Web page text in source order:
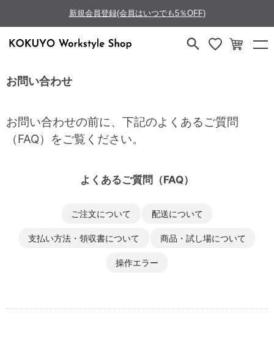
新規会員登録(会員はいつでも5％OFF)
お問い合わせ
お問い合わせの前に、下記のよくあるご質問
（FAQ）をご覧ください。
よくあるご質問（FAQ）
ご注文について 配送について
支払い方法・領収書について 商品・試し場について
操作エラー